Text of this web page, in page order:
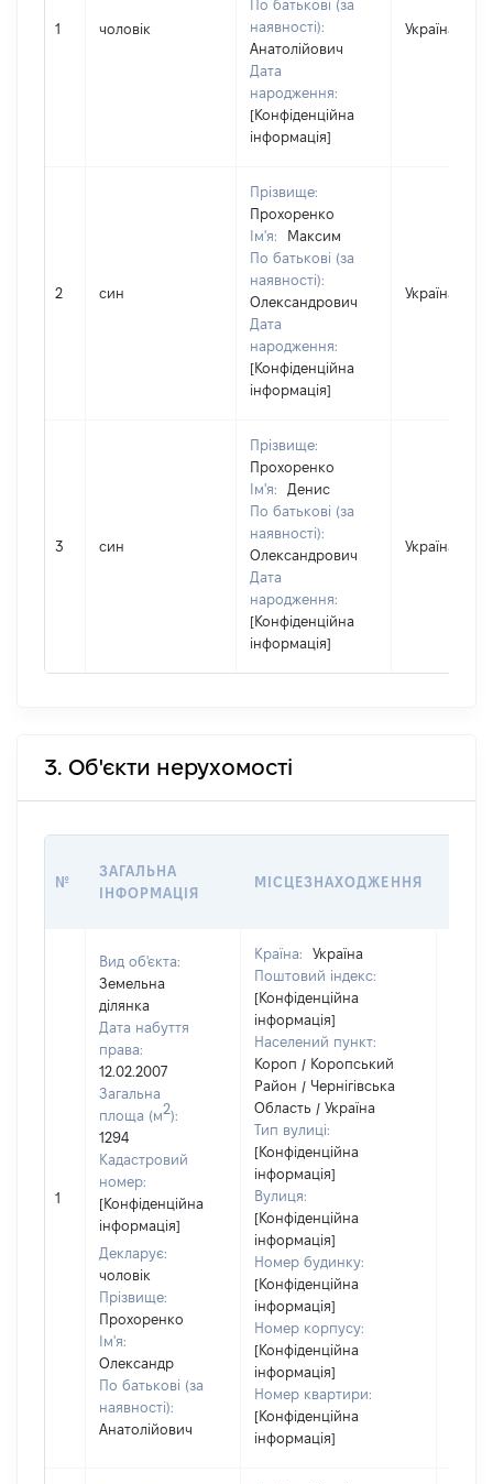
1 чоловік
По батькові (за
наявності):
Анатолійович
Дата
народження:
[Конфіденційна
інформація]
Україна
2 син
Прізвище:
Прохоренко
Ім'я:
Максим
По батькові (за
наявності):
Олександрович
Дата
народження:
[Конфіденційна
інформація]
Україна
3 син
Прізвище:
Прохоренко
Ім'я:
Денис
По батькові (за
наявності):
Олександрович
Дата
народження:
[Конфіденційна
інформація]
Україна
3. Об'єкти нерухомості
№
ЗАГАЛЬНА
ІНФОРМАЦІЯ
МІСЦЕЗНАХОДЖЕННЯ
1
Вид об'єкта:
Земельна
ділянка
Дата набуття
права:
12.02.2007
Загальна
площа (м2):
1294
Кадастровий
номер:
[Конфіденційна
інформація]
Декларує:
чоловік
Прізвище:
Прохоренко
Ім'я:
Олександр
По батькові (за
наявності):
Анатолійович
Країна:
Україна
Поштовий індекс:
[Конфіденційна
інформація]
Населений пункт:
Короп / Коропський
Район / Чернігівська
Область / Україна
Тип вулиці:
[Конфіденційна
інформація]
Вулиця:
[Конфіденційна
інформація]
Номер будинку:
[Конфіденційна
інформація]
Номер корпусу:
[Конфіденційна
інформація]
Номер квартири:
[Конфіденційна
інформація]